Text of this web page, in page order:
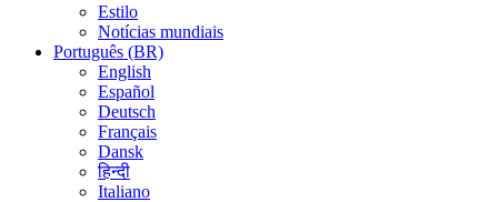
Estilo
Notícias mundiais
Português (BR)
English
Español
Deutsch
Français
Dansk
हिन्दी
Italiano